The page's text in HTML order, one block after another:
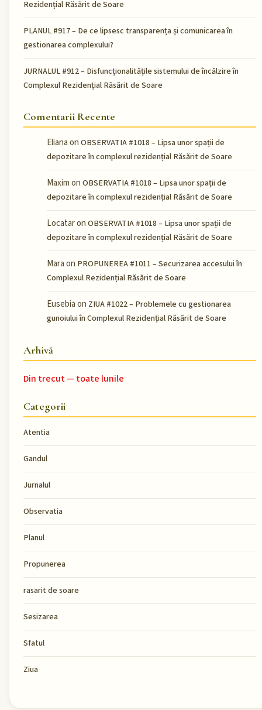
Rezidențial Răsărit de Soare
PLANUL #917 – De ce lipsesc transparența și comunicarea în
gestionarea complexului?
JURNALUL #912 – Disfuncționalitățile sistemului de încălzire în
Complexul Rezidențial Răsărit de Soare
Comentarii Recente
Elianaon OBSERVATIA #1018 – Lipsa unor spații de
depozitare în complexul rezidențial Răsărit de Soare
Maximon OBSERVATIA #1018 – Lipsa unor spații de
depozitare în complexul rezidențial Răsărit de Soare
Locataron OBSERVATIA #1018 – Lipsa unor spații de
depozitare în complexul rezidențial Răsărit de Soare
Maraon PROPUNEREA #1011 – Securizarea accesului în
Complexul Rezidențial Răsărit de Soare
Eusebiaon ZIUA #1022 – Problemele cu gestionarea
gunoiului în Complexul Rezidențial Răsărit de Soare
Arhivă
Din trecut — toate lunile
Categorii
Atentia
Gandul
Jurnalul
Observatia
Planul
Propunerea
rasarit de soare
Sesizarea
Sfatul
Ziua